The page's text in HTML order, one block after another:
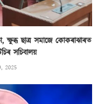
ক্ষুব্ধ ছাত্ৰ সমাজে কোকৰাঝাৰত
সচিবালয়
2025